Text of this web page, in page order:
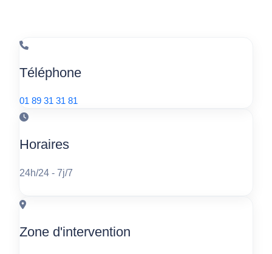
Téléphone
01 89 31 31 81
Horaires
24h/24 - 7j/7
Zone d'intervention